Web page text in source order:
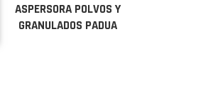
ASPERSORA POLVOS Y
GRANULADOS PADUA